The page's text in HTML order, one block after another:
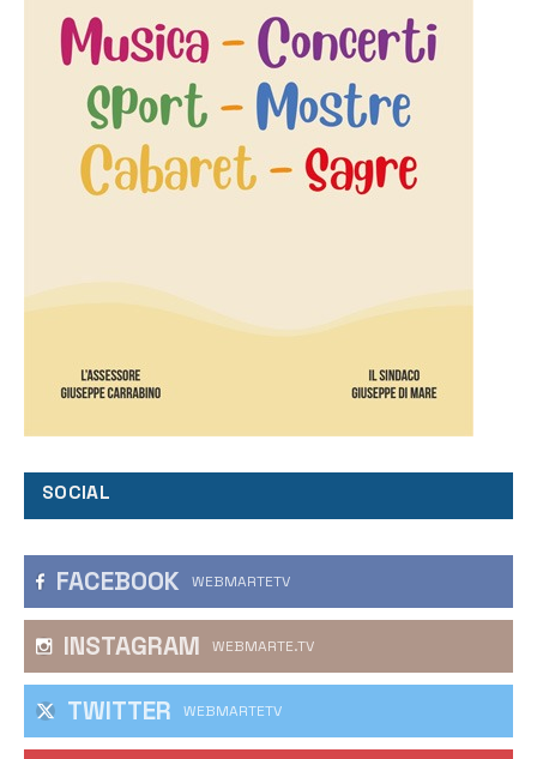
SOCIAL
FACEBOOK WEBMARTETV
INSTAGRAM WEBMARTE.TV
TWITTER WEBMARTETV